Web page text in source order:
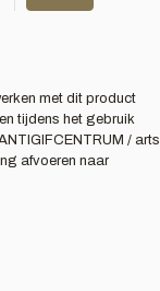
met dit product
tijdens het gebruik
/ arts
afvoeren naar